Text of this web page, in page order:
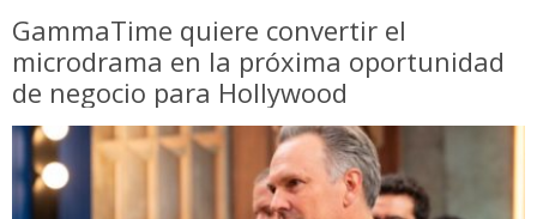
GammaTime quiere convertir el
microdrama en la próxima oportunidad
de negocio para Hollywood